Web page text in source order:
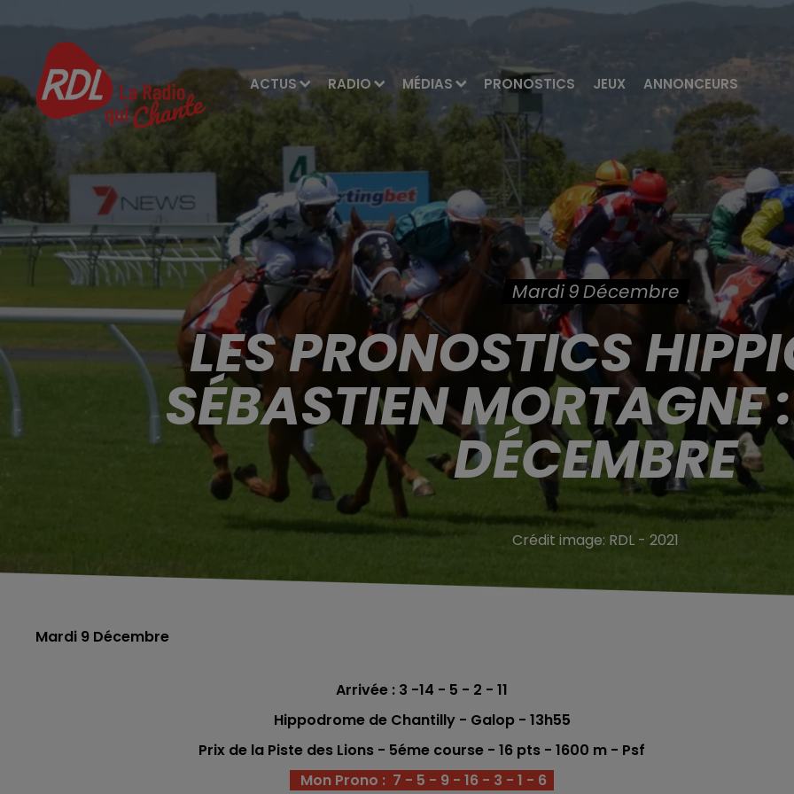
ACTUS RADIO MÉDIAS PRONOSTICS JEUX ANNONCEURS
Mardi 9 Décembre
LES PRONOSTICS
SÉBASTIEN MORTAGNE
DÉCEMBRE
Crédit image: RDL - 2021
Mardi 9 Décembre
Arrivée : 3 -14 - 5 - 2 - 11
Hippodrome de Chantilly - Galop - 13h55
Prix de la Piste des Lions - 5éme course - 16 pts - 1600 m - Psf
Mon Prono : 7 - 5 - 9 - 16 - 3 - 1 - 6